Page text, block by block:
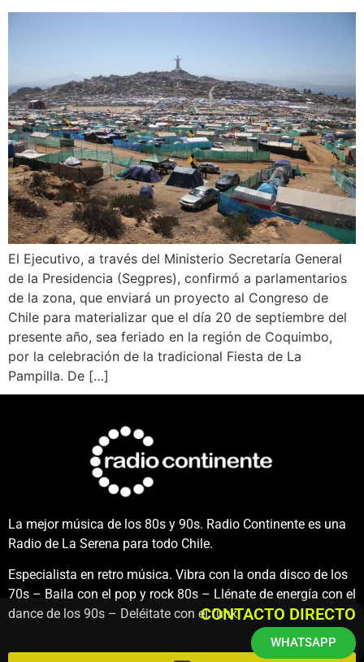
El Ejecutivo, a través del Ministerio Secretaría General
de la Presidencia (Segpres), confirmó a parlamentarios
de la zona, que enviará un proyecto al Congreso de
Chile para materializar que el día 20 de septiembre del
presente año, sea feriado en la región de Coquimbo,
por la celebración de la tradicional Fiesta de La
Pampilla. De […]
La mejor música de los 80s y 90s. Radio Continente es una
Radio de La Serena para todo Chile.
Especialista en retro música. Vibra con la onda disco de los
70s – Baila con el pop y rock 80s – Llénate de energía con el
dance de los 90s – Deléitate con el funk.CONTACTO DIRECTO
WHATSAPP